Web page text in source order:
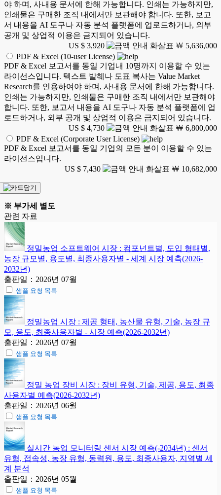
야 하며, 사내용 문서에 한해 가능합니다. 인쇄는 가능하지만,
인쇄물은 구매한 조직 내에서만 보관해야 합니다. 또한, 보고
서 내용을 AI 도구나 자동 분석 플랫폼에 업로드하거나, 외부
공개 및 상업적 이용은 금지되어 있습니다.
US $ 3,920
￦ 5,636,000
PDF & Excel (10-user License)
PDF & Excel 보고서를 동일 기업내 10명까지 이용할 수 있는
라이선스입니다. 텍스트 발췌나 도표 복사는 Value Market
Research를 인용하여야 하며, 사내용 문서에 한해 가능합니다.
인쇄는 가능하지만, 인쇄물은 구매한 조직 내에서만 보관해야
합니다. 또한, 보고서 내용을 AI 도구나 자동 분석 플랫폼에 업
로드하거나, 외부 공개 및 상업적 이용은 금지되어 있습니다.
US $ 4,730
￦ 6,800,000
PDF & Excel (Corporate User License)
PDF & Excel 보고서를 동일 기업의 모든 분이 이용할 수 있는
라이선스입니다.
US $ 7,430
￦ 10,682,000
※ 부가세 별도
관련 자료
정밀농업 소프트웨어 시장 : 컴포넌트별, 도입 형태별,
농장 규모별, 용도별, 최종사용자별 - 세계 시장 예측(2026-
2032년)
출판일：2026년 07월
샘플 요청 목록
정밀농업 시장 : 제공 형태, 농산물 유형, 기술, 농장 규
모, 용도, 최종사용자별 - 시장 예측(2026-2032년)
출판일：2026년 07월
샘플 요청 목록
정밀 농업 장비 시장 : 장비 유형, 기술, 제공, 용도, 최종
사용자별 예측(2026-2032년)
출판일：2026년 06월
샘플 요청 목록
실시간 농업 모니터링 센서 시장 예측(-2034년) : 센서
유형, 접속성, 농장 유형, 동력원, 용도, 최종사용자, 지역별 세
계 분석
출판일：2026년 05월
샘플 요청 목록